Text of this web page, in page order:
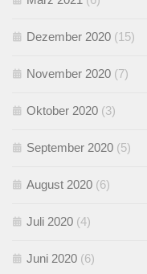
Dezember 2020 (15)
November 2020 (7)
Oktober 2020 (3)
September 2020 (5)
August 2020 (6)
Juli 2020 (4)
Juni 2020 (6)